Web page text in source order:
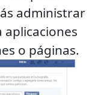
administrar
o páginas.